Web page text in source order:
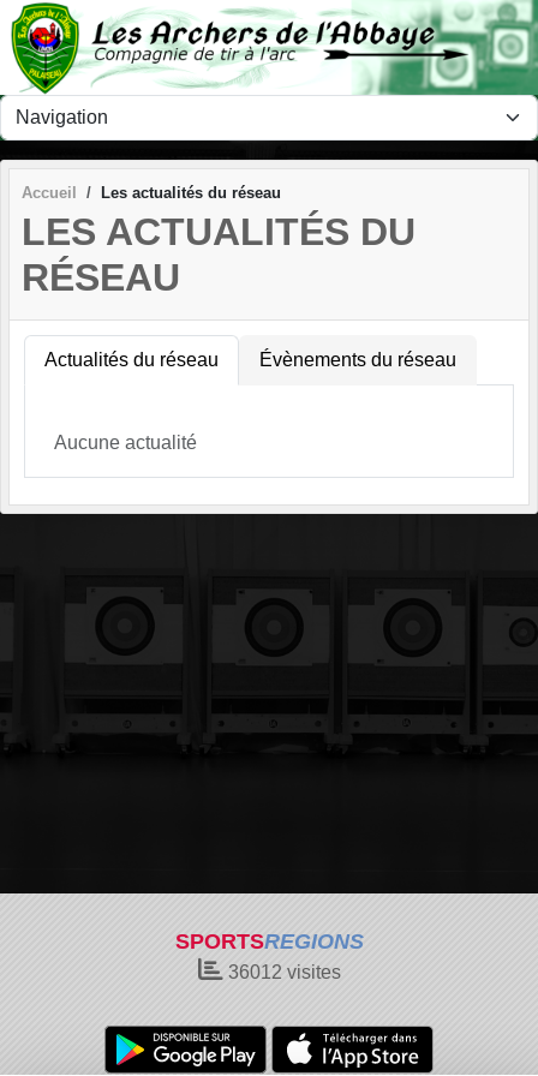
Accueil Les actualités du réseau
LES ACTUALITÉS DU
RÉSEAU
Actualités du réseau Évènements du réseau
Aucune actualité
SPORTSREGIONS
36012 visites
Panneau de gestion des cookies